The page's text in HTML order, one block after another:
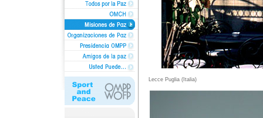
Lecce Puglia (Italia)